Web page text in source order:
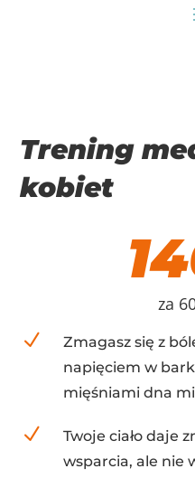
Trening
kobiet
za
N
Zmagasz się z
napięciem w
mięśniami dna
N
Twoje ciało daje
wsparcia, ale nie